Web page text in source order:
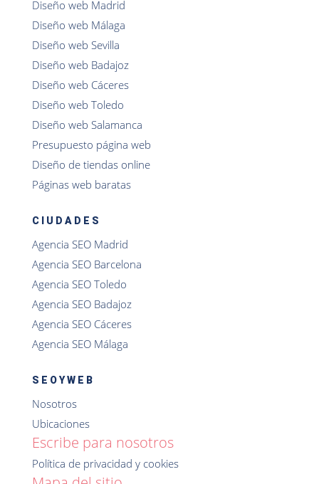
Diseño web Madrid
Diseño web Málaga
Diseño web Sevilla
Diseño web Badajoz
Diseño web Cáceres
Diseño web Toledo
Diseño web Salamanca
Presupuesto página web
Diseño de tiendas online
Páginas web baratas
CIUDADES
Agencia SEO Madrid
Agencia SEO Barcelona
Agencia SEO Toledo
Agencia SEO Badajoz
Agencia SEO Cáceres
Agencia SEO Málaga
SEOYWEB
Nosotros
Ubicaciones
Escribe para nosotros
Política de privacidad y cookies